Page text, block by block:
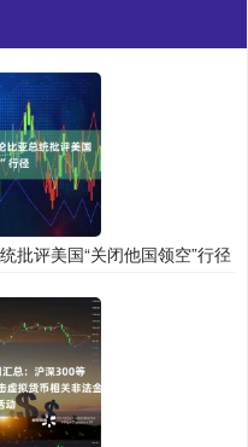
批评美国“关闭他国领空”行径